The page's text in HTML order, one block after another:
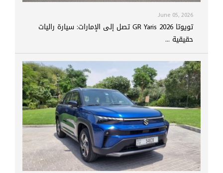
June 05, 2026
تويوتا GR Yaris 2026 تصل إلى الإمارات: سيارة راليات
حقيقية ...